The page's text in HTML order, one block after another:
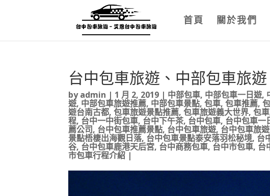
首頁 關於我們
台中包車旅遊、中部包車旅
byadmin | 1 月 2, 2019 | 中部包車, 中部包車一日遊,
遊, 中部包車旅遊推薦, 中部包車景點,包車,包車推薦,
遊台南古都,包車旅遊景點推薦,包車旅遊義大世界,包
程, 台中一中街包車, 台中下午茶, 台中包車, 台中包車一
薦公司, 台中包車推薦景點, 台中包車旅遊, 台中包車旅
景點梧棲出海觀日落, 台中包車景點泰安落羽松秘境, 台
谷, 台中包車鹿港天后宮, 台中商務包車, 台中市包車, 台
市包車行程介紹 |